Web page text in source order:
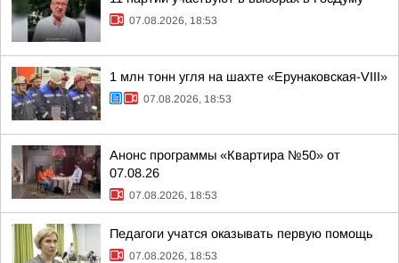
07.08.2026, 18:53
1 млн тонн угля на шахте «Ерунаковская-VIII»
07.08.2026, 18:53
Анонс программы «Квартира №50» от
07.08.26
07.08.2026, 18:53
Педагоги учатся оказывать первую помощь
07.08.2026, 18:53